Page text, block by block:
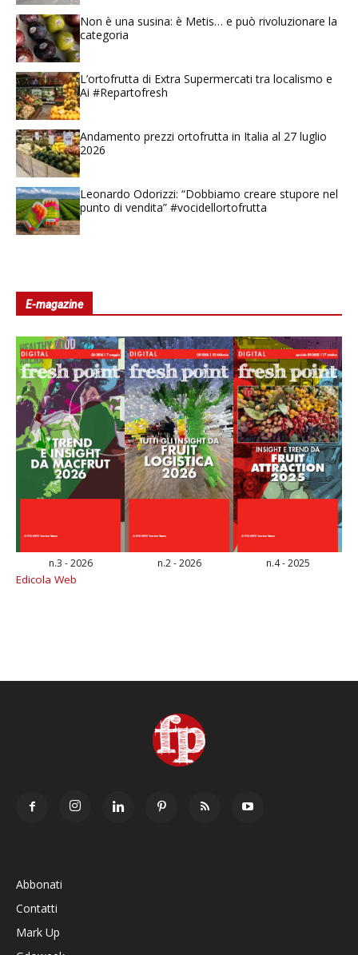
Non è una susina: è Metis… e può rivoluzionare la
categoria
L’ortofrutta di Extra Supermercati tra localismo e
Ai #Repartofresh
Andamento prezzi ortofrutta in Italia al 27 luglio
2026
Leonardo Odorizzi: “Dobbiamo creare stupore nel
punto di vendita” #vocidellortofrutta
E-magazine
n.3 - 2026 n.2 - 2026 n.4 - 2025
Edicola Web
Abbonati
Contatti
Mark Up